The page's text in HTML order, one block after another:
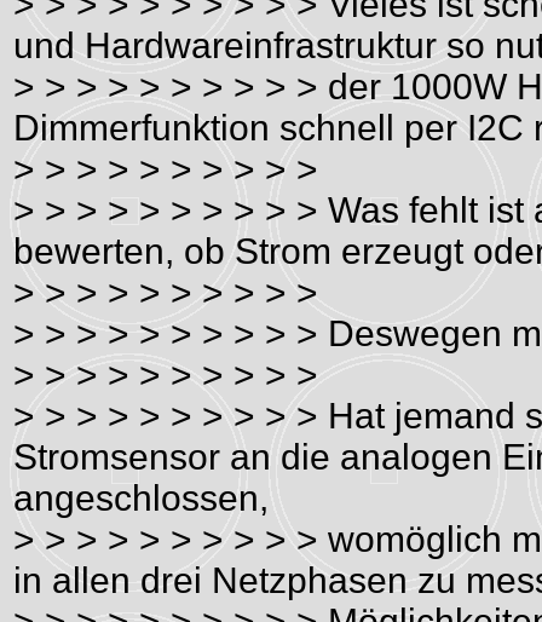
und Hardwareinfrastruktur so
> > > > > > > > > > der 1000W
Dimmerfunktion schnell per I2C
> > > > > > > > > >
> > > > > > > > > > Was fehlt
bewerten, ob Strom erzeugt
> > > > > > > > > >
> > > > > > > > > > Deswegen
> > > > > > > > > >
> > > > > > > > > > Hat jemand
Stromsensor an die analogen
angeschlossen,
> > > > > > > > > > womöglich
in allen drei Netzphasen zu